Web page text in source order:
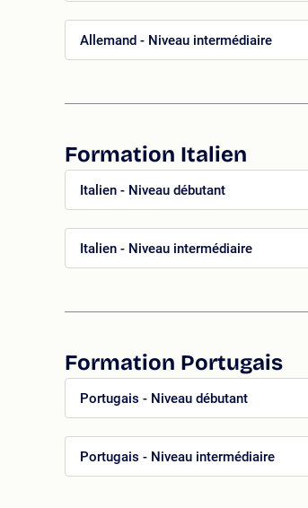
Allemand - Niveau intermédiaire
Formation Italien
Italien - Niveau débutant
Italien - Niveau intermédiaire
Formation Portugais
Portugais - Niveau débutant
Portugais - Niveau intermédiaire